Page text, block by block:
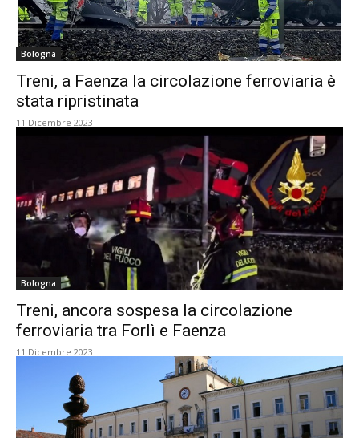
Bologna
Treni, a Faenza la circolazione ferroviaria è
stata ripristinata
11 Dicembre 2023
Bologna
Treni, ancora sospesa la circolazione
ferroviaria tra Forlì e Faenza
11 Dicembre 2023